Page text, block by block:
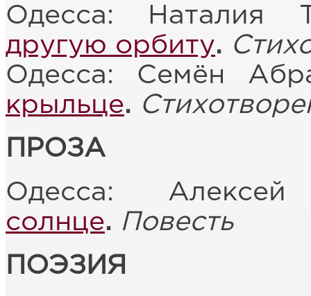
Одесса: Наталия
другую орбиту.
Одесса: Семён
крыльце.
ПРОЗА
Одесса:
солнце. Повесть
ПОЭЗИЯ